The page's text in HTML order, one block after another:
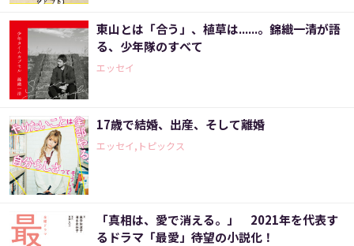
東山とは「合う」、植草は......。錦織一清が語
る、少年隊のすべて
エッセイ
17歳で結婚、出産、そして離婚
エッセイ,トピックス
「真相は、愛で消える。」 2021年を代表す
るドラマ「最愛」待望の小説化！